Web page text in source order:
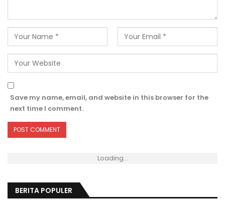
Save my name, email, and website in this browser for the
next time I comment.
Loading...
BERITA POPULER